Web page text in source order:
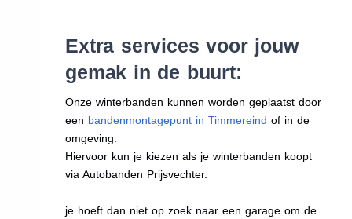
Extra services voor jouw
gemak in de buurt:
Onze winterbanden kunnen worden geplaatst door
een bandenmontagepunt in Timmereind of in de
omgeving.
Hiervoor kun je kiezen als je winterbanden koopt
via Autobanden Prijsvechter.
je hoeft dan niet op zoek naar een garage om de